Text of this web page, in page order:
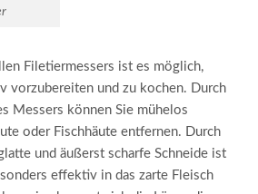
Filetiermessers ist es möglich,
vorzubereiten und zu kochen. Durch
Messers können Sie mühelos
oder Fischhäute entfernen. Durch
und äußerst scharfe Schneide ist
effektiv in das zarte Fleisch